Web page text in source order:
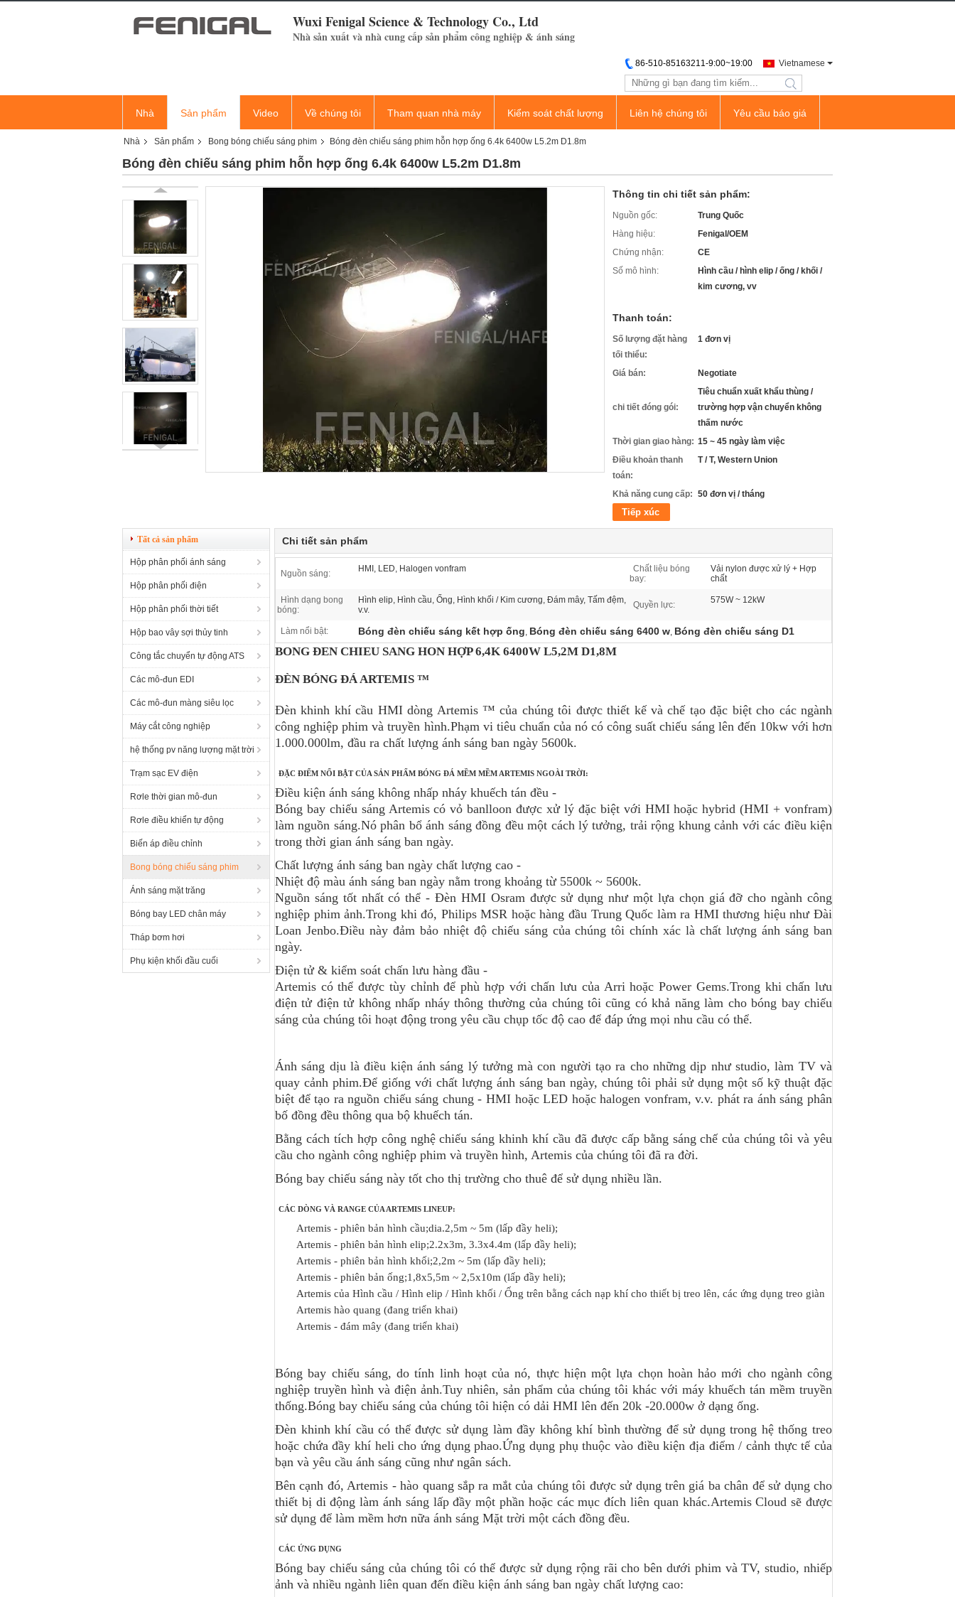
Wuxi Fenigal Science & Technology Co., Ltd
Nhà sản xuất và nhà cung cấp sản phẩm công nghiệp & ánh sáng
Vietnamese
86-510-85163211-9:00~19:00
search
Nhà Sản phẩm Video Về chúng tôi Tham quan nhà máy Kiểm soát chất lượng Liên hệ chúng tôi Yêu cầu báo giá
Nhà Sản phẩm Bong bóng chiếu sáng phim Bóng đèn chiếu sáng phim hỗn hợp ống 6.4k 6400w L5.2m D1.8m
Bóng đèn chiếu sáng phim hỗn hợp ống 6.4k 6400w L5.2m D1.8m
Thông tin chi tiết sản phẩm:
Nguồn gốc:
Trung Quốc
Hàng hiệu:
Fenigal/OEM
Chứng nhận:
CE
Số mô hình:
Hình cầu / hình elip / ống / khối /
kim cương, vv
Thanh toán:
Số lượng đặt hàng
tối thiểu:
1 đơn vị
Giá bán: Negotiate
chi tiết đóng gói:
Tiêu chuẩn xuất khẩu thùng /
trường hợp vận chuyển không
thấm nước
Thời gian giao hàng: 15 ~ 45 ngày làm việc
Điều khoản thanh
toán:
T / T, Western Union
Khả năng cung cấp: 50 đơn vị / tháng
Tiếp xúc
Tất cả sản phẩm
Hộp phân phối ánh sáng
Hộp phân phối điện
Hộp phân phối thời tiết
Hộp bao vây sợi thủy tinh
Công tắc chuyển tự động ATS
Các mô-đun EDI
Các mô-đun màng siêu lọc
Máy cắt công nghiệp
hệ thống pv năng lượng mặt trời
Trạm sạc EV điện
Rơle thời gian mô-đun
Rơle điều khiển tự động
Biến áp điều chỉnh
Bong bóng chiếu sáng phim
Ánh sáng mặt trăng
Bóng bay LED chân máy
Tháp bơm hơi
Phụ kiện khối đầu cuối
Chi tiết sản phẩm
Nguồn sáng: HMI, LED, Halogen vonfram
Chất liệu bóng
bay:
Vải nylon được xử lý + Hợp
chất
Hình dạng bong
bóng:
Hình elip, Hình cầu, Ống, Hình khối / Kim cương, Đám mây, Tấm đệm,
v.v.
Quyền lực: 575W ~ 12kW
Làm nổi bật: Bóng đèn chiếu sáng kết hợp ống, Bóng đèn chiếu sáng 6400 w, Bóng đèn chiếu sáng D1
BÓNG ĐÈN CHIẾU SÁNG HỖN HỢP 6,4K 6400W L5,2M D1,8M
ĐÈN BÓNG ĐÁ ARTEMIS ™
Đèn khinh khí cầu HMI dòng Artemis ™ của chúng tôi được thiết kế và chế tạo đặc biệt cho các ngành
công nghiệp phim và truyền hình.Phạm vi tiêu chuẩn của nó có công suất chiếu sáng lên đến 10kw với hơn
1.000.000lm, đầu ra chất lượng ánh sáng ban ngày 5600k.
ĐẶC ĐIỂM NỔI BẬT CỦA SẢN PHẨM BÓNG ĐÁ MỀM MỀM ARTEMIS NGOÀI TRỜI:
Điều kiện ánh sáng không nhấp nháy khuếch tán đều -
Bóng bay chiếu sáng Artemis có vỏ banlloon được xử lý đặc biệt với HMI hoặc hybrid (HMI + vonfram)
làm nguồn sáng.Nó phân bổ ánh sáng đồng đều một cách lý tưởng, trải rộng khung cảnh với các điều kiện
trong thời gian ánh sáng ban ngày.
Chất lượng ánh sáng ban ngày chất lượng cao -
Nhiệt độ màu ánh sáng ban ngày nằm trong khoảng từ 5500k ~ 5600k.
Nguồn sáng tốt nhất có thể - Đèn HMI Osram được sử dụng như một lựa chọn giá đỡ cho ngành công
nghiệp phim ảnh.Trong khi đó, Philips MSR hoặc hàng đầu Trung Quốc làm ra HMI thương hiệu như Đài
Loan Jenbo.Điều này đảm bảo nhiệt độ chiếu sáng của chúng tôi chính xác là chất lượng ánh sáng ban
ngày.
Điện tử & kiểm soát chấn lưu hàng đầu -
Artemis có thể được tùy chỉnh để phù hợp với chấn lưu của Arri hoặc Power Gems.Trong khi chấn lưu
điện tử điện tử không nhấp nháy thông thường của chúng tôi cũng có khả năng làm cho bóng bay chiếu
sáng của chúng tôi hoạt động trong yêu cầu chụp tốc độ cao để đáp ứng mọi nhu cầu có thể.
Ánh sáng dịu là điều kiện ánh sáng lý tưởng mà con người tạo ra cho những dịp như studio, làm TV và
quay cảnh phim.Để giống với chất lượng ánh sáng ban ngày, chúng tôi phải sử dụng một số kỹ thuật đặc
biệt để tạo ra nguồn chiếu sáng chung - HMI hoặc LED hoặc halogen vonfram, v.v. phát ra ánh sáng phân
bố đồng đều thông qua bộ khuếch tán.
Bằng cách tích hợp công nghệ chiếu sáng khinh khí cầu đã được cấp bằng sáng chế của chúng tôi và yêu
cầu cho ngành công nghiệp phim và truyền hình, Artemis của chúng tôi đã ra đời.
Bóng bay chiếu sáng này tốt cho thị trường cho thuê để sử dụng nhiều lần.
CÁC DÒNG VÀ RANGE CỦA ARTEMIS LINEUP:
Artemis - phiên bản hình cầu;dia.2,5m ~ 5m (lấp đầy heli);
Artemis - phiên bản hình elip;2.2x3m, 3.3x4.4m (lấp đầy heli);
Artemis - phiên bản hình khối;2,2m ~ 5m (lấp đầy heli);
Artemis - phiên bản ống;1,8x5,5m ~ 2,5x10m (lấp đầy heli);
Artemis của Hình cầu / Hình elip / Hình khối / Ống trên bằng cách nạp khí cho thiết bị treo lên, các ứng dụng treo giàn
Artemis hào quang (đang triển khai)
Artemis - đám mây (đang triển khai)
Bóng bay chiếu sáng, do tính linh hoạt của nó, thực hiện một lựa chọn hoàn hảo mới cho ngành công
nghiệp truyền hình và điện ảnh.Tuy nhiên, sản phẩm của chúng tôi khác với máy khuếch tán mềm truyền
thống.Bóng bay chiếu sáng của chúng tôi hiện có dải HMI lên đến 20k -20.000w ở dạng ống.
Đèn khinh khí cầu có thể được sử dụng làm đầy không khí bình thường để sử dụng trong hệ thống treo
hoặc chứa đầy khí heli cho ứng dụng phao.Ứng dụng phụ thuộc vào điều kiện địa điểm / cảnh thực tế của
bạn và yêu cầu ánh sáng cũng như ngân sách.
Bên cạnh đó, Artemis - hào quang sắp ra mắt của chúng tôi được sử dụng trên giá ba chân để sử dụng cho
thiết bị di động làm ánh sáng lấp đầy một phần hoặc các mục đích liên quan khác.Artemis Cloud sẽ được
sử dụng để làm mềm hơn nữa ánh sáng Mặt trời một cách đồng đều.
CÁC ỨNG DỤNG
Bóng bay chiếu sáng của chúng tôi có thể được sử dụng rộng rãi cho bên dưới phim và TV, studio, nhiếp
ảnh và nhiều ngành liên quan đến điều kiện ánh sáng ban ngày chất lượng cao: